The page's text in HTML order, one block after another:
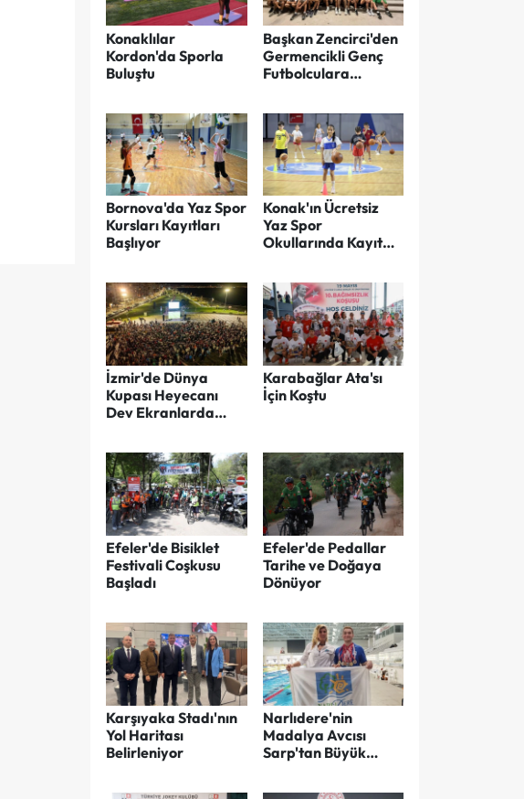
Konaklılar
Kordon'da Sporla
Buluştu
Başkan Zencirci'den
Germencikli Genç
Futbolculara
Bornova'da Yaz Spor
Kursları Kayıtları
Başlıyor
Konak'ın Ücretsiz
Yaz Spor
Okullarında Kayıt
İzmir'de Dünya
Kupası Heyecanı
Dev Ekranlarda
Karabağlar Ata'sı
İçin Koştu
Efeler'de Bisiklet
Festivali Coşkusu
Başladı
Efeler'de Pedallar
Tarihe ve Doğaya
Dönüyor
Karşıyaka Stadı'nın
Yol Haritası
Belirleniyor
Narlıdere'nin
Madalya Avcısı
Sarp'tan Büyük